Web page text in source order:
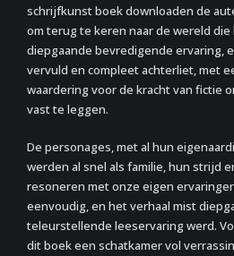
schrijfkunst boek downloaden de
om terug te keren naar de wereld
diepgaande bevredigende ervaring,
vervuld en compleet achterliet, met
waardering voor de kracht van fictie
vast te leggen.
De personages, met al hun
werden al snel als familie, hun strijd
resoneren met onze eigen
eenvoudig, en het verhaal mist
teleurstellende leeservaring werd.
dit boek een schatkamer vol